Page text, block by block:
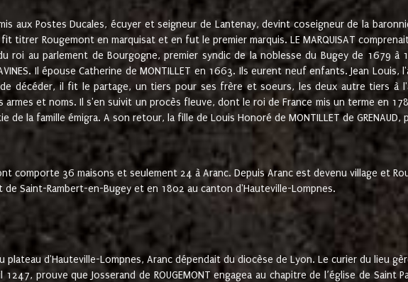
aux Postes Ducales, écuyer et seigneur de Lantenay, devint coseigneur de la
fit titrer Rougemont en marquisat et en fut le premier marquis. LE MARQUISAT
roi au parlement de Bourgogne, premier syndic de la noblesse du Bugey de 1679 à
Il épouse Catherine de MONTILLET en 1663. Ils eurent neuf enfants. Jean
décéder, il fit le partage, un tiers pour ses frère et soeurs, les deux autre tiers à
armes et noms. Il s'en suivit un procès fleuve, dont le roi de France mis un terme en
de la famille émigra. A son retour, la fille de Louis Honoré de MONTILLET de
comporte 36 maisons et seulement 24 à Aranc. Depuis Aranc est devenu village et
Saint-Rambert-en-Bugey et en 1802 au canton d'Hauteville-Lompnes.
plateau d'Hauteville-Lompnes, Aranc dépendait du diocèse de Lyon. Le curier du lieu
1247, prouve que Josserand de ROUGEMONT engagea au chapitre de l’église de Saint